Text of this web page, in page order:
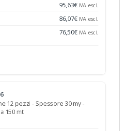
95,63€ IVA escl.
86,07€ IVA escl.
76,50€ IVA escl.
12 pezzi - Spessore 30 my -
150 mt